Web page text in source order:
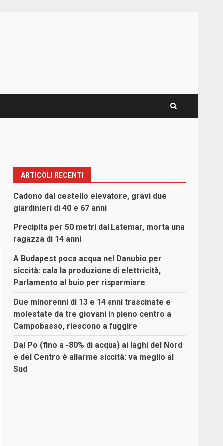
ARTICOLI RECENTI
Cadono dal cestello elevatore, gravi due
giardinieri di 40 e 67 anni
Precipita per 50 metri dal Latemar, morta una
ragazza di 14 anni
A Budapest poca acqua nel Danubio per
siccità: cala la produzione di elettricità,
Parlamento al buio per risparmiare
Due minorenni di 13 e 14 anni trascinate e
molestate da tre giovani in pieno centro a
Campobasso, riescono a fuggire
Dal Po (fino a -80% di acqua) ai laghi del Nord
e del Centro è allarme siccità: va meglio al
Sud